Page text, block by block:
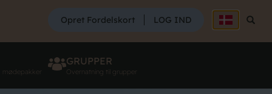
SØG
Søg
Opret Fordelskort LOG IND
mødepakker
GRUPPER
Overnatning til grupper